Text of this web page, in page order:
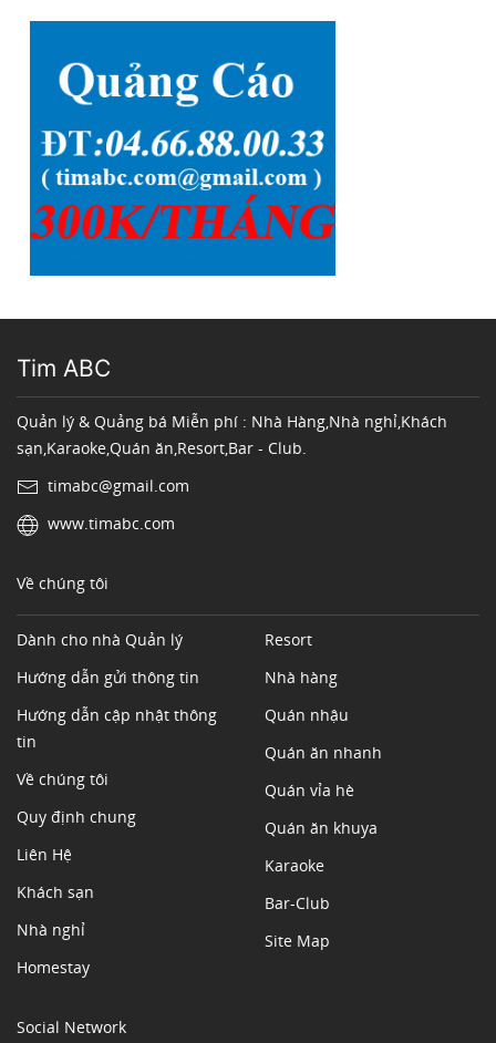
Tim ABC
Quản lý & Quảng bá Miễn phí : Nhà Hàng,Nhà nghỉ,Khách
sạn,Karaoke,Quán ăn,Resort,Bar - Club.
timabc@gmail.com
www.timabc.com
Về chúng tôi
Dành cho nhà Quản lý
Hướng dẫn gửi thông tin
Hướng dẫn cập nhật thông
tin
Về chúng tôi
Quy định chung
Liên Hệ
Khách sạn
Nhà nghỉ
Homestay
Resort
Nhà hàng
Quán nhậu
Quán ăn nhanh
Quán vỉa hè
Quán ăn khuya
Karaoke
Bar-Club
Site Map
Social Network